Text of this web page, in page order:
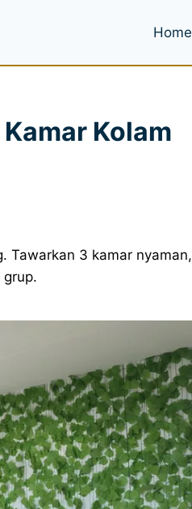
Home
Kolam
Tawarkan 3 kamar nyaman,